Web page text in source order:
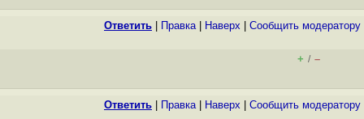
Ответить Правка| Наверх Cообщить модератору
+ / –
Ответить Правка| Наверх Cообщить модератору